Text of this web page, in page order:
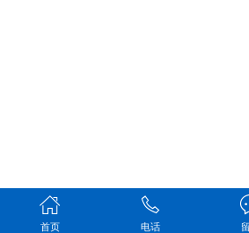
首页 电话